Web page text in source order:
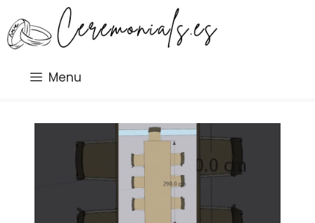
al
contenido
Menu